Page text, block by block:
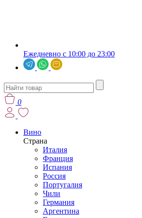
Ежедневно с 10:00 до 23:00
0
Вино
Страна
Италия
Франция
Испания
Россия
Португалия
Чили
Германия
Аргентина